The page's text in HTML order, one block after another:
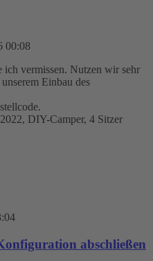
00:08
ich vermissen. Nutzen wir sehr
Einbau des
DIY-Camper, 4 Sitzer
abschließen